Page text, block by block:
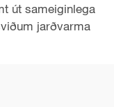
út sameiginlega
jarðvarma